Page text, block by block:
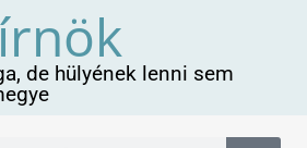
de hülyének lenni sem